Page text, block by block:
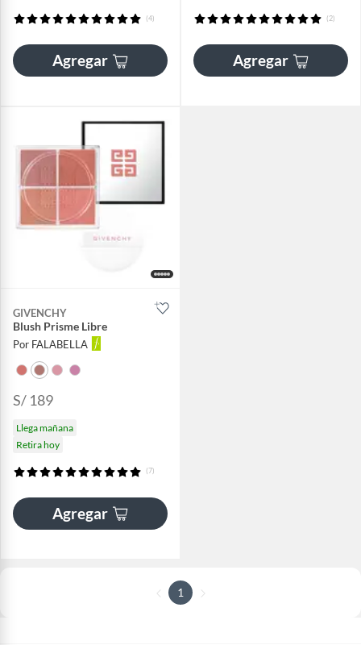
(4)
Agregar
(2)
Agregar
GIVENCHY
Blush Prisme Libre
Por FALABELLA
S/ 189
Llega mañana
Retira hoy
(7)
Agregar
1